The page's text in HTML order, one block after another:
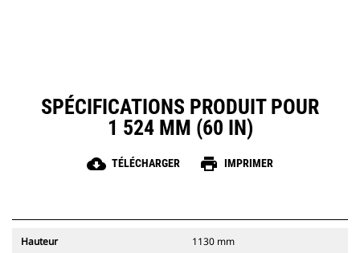
SPÉCIFICATIONS PRODUIT POUR
1 524 MM (60 IN)
cloud_download TÉLÉCHARGER print IMPRIMER
Hauteur 1130 mm